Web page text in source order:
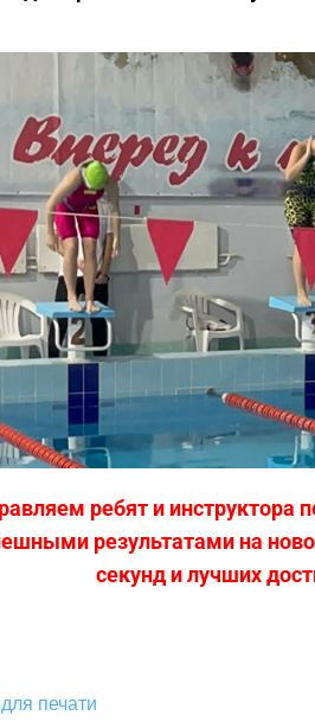
ребят и инструктора
результатами на
секунд и лучших
печати